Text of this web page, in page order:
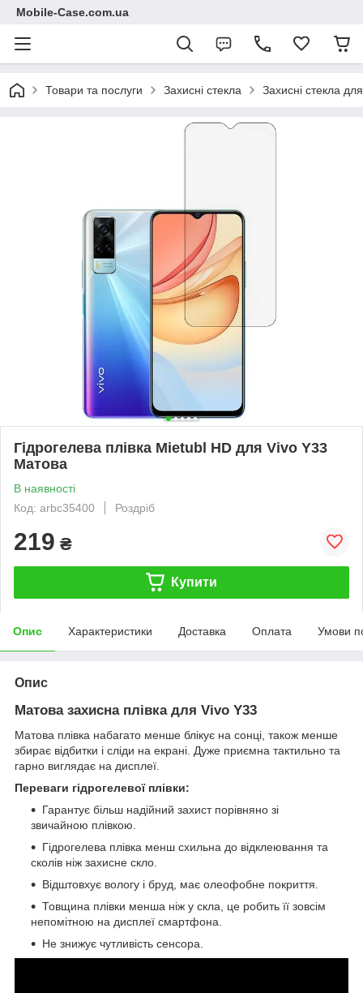
Mobile-Case.com.ua
Товари та послуги Захисні стекла Захисні стекла
Гідрогелева плівка Mietubl HD для Vivo Y33
Матова
В наявності
Код: arbc35400
Роздріб
219 ₴
Купити
Опис Характеристики Доставка Оплата Умови
Опис
Матова захисна плівка для Vivo Y33
Матова плівка набагато менше блікує на сонці, також менше
збирає відбитки і сліди на екрані. Дуже приємна тактильно та
гарно виглядає на дисплеї.
Переваги гідрогелевої плівки:
Гарантує більш надійний захист порівняно зі
звичайною плівкою.
Гідрогелева плівка менш схильна до відклеювання та
сколів ніж захисне скло.
Відштовхує вологу і бруд, має олеофобне покриття.
Товщина плівки менша ніж у скла, це робить її зовсім
непомітною на дисплеї смартфона.
Не знижує чутливість сенсора.